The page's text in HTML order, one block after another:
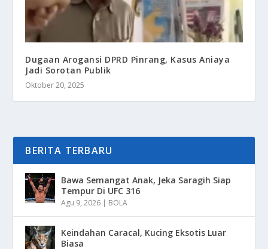
Dugaan Arogansi DPRD Pinrang, Kasus Aniaya
Jadi Sorotan Publik
Oktober 20, 2025
BERITA TERBARU
Bawa Semangat Anak, Jeka Saragih Siap
Tempur Di UFC 316
Agu 9, 2026 | BOLA
Keindahan Caracal, Kucing Eksotis Luar
Biasa